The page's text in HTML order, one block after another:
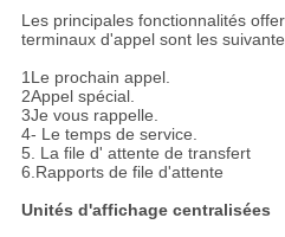
Les principales fonctionnalités
terminaux d'appel sont les
1Le prochain appel.
2Appel spécial.
3Je vous rappelle.
4- Le temps de service.
5. La file d' attente de transfert
6.Rapports de file d'attente
Unités d'affichage centralisées